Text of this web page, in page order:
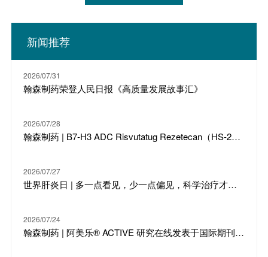
而更新或修订此信息的责任。此外，翰森制药保留随时对本新
通知。有关上市公司的具体信息，投资者请参阅翰森制药
新闻推荐
2026/07/31
翰森制药荣登人民日报《高质量发展故事汇》
2026/07/28
翰森制药 | B7-H3 ADC Risvutatug Rezetecan（HS-20093）骨肉瘤III期临床ARTEMIS-011达到IRC-PFS主要终点
2026/07/27
世界肝炎日 | 多一点看见，少一点偏见，科学治疗才是打败乙肝的最强答案
2026/07/24
翰森制药 | 阿美乐® ACTIVE 研究在线发表于国际期刊 JTO